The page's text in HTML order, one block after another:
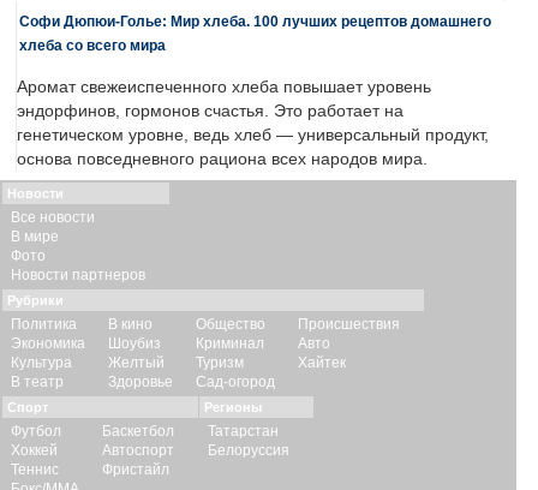
Софи Дюпюи-Голье: Мир хлеба. 100 лучших рецептов домашнего
хлеба со всего мира
Аромат свежеиспеченного хлеба повышает уровень
эндорфинов, гормонов счастья. Это работает на
генетическом уровне, ведь хлеб — универсальный продукт,
основа повседневного рациона всех народов мира.
Новости
Все новости
В мире
Фото
Новости партнеров
Рубрики
Политика
Экономика
Культура
В театр
В кино
Шоубиз
Желтый
Здоровье
Общество
Криминал
Туризм
Сад-огород
Происшествия
Авто
Хайтек
Спорт
Футбол
Хоккей
Теннис
Баскетбол
Автоспорт
Фристайл
Регионы
Татарстан
Белоруссия